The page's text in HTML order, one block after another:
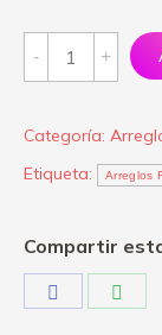
Arreglo
"Pienso
Ti"
quantity
Categoría:
Etiqueta:
Arreglos
Compartir